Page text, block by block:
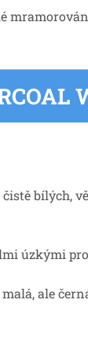
čistě bílých,
úzkými
ale